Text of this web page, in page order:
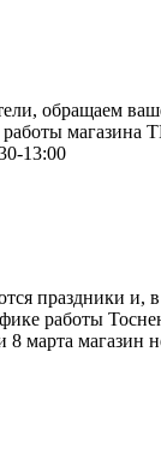
обращаем
магазина
13:00
праздники и, в
работы
8 марта магазин